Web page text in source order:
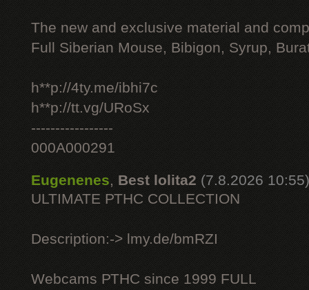
The new and exclusive material and
Full Siberian Mouse, Bibigon, Syrup,
h**p://4ty.me/ibhi7c
h**p://tt.vg/URoSx
-----------------
000A000291
Eugenenes, Best lolita2 (7.8.2026 10:55)
ULTIMATE РТНС COLLECTION
Description:-> lmy.de/bmRZI
Webcams РТНС since 1999 FULL